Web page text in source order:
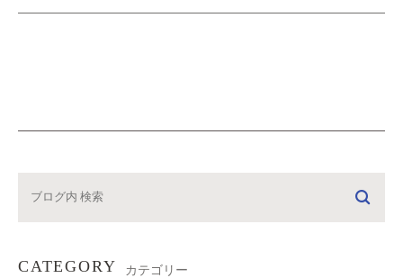
CATEGORY カテゴリー